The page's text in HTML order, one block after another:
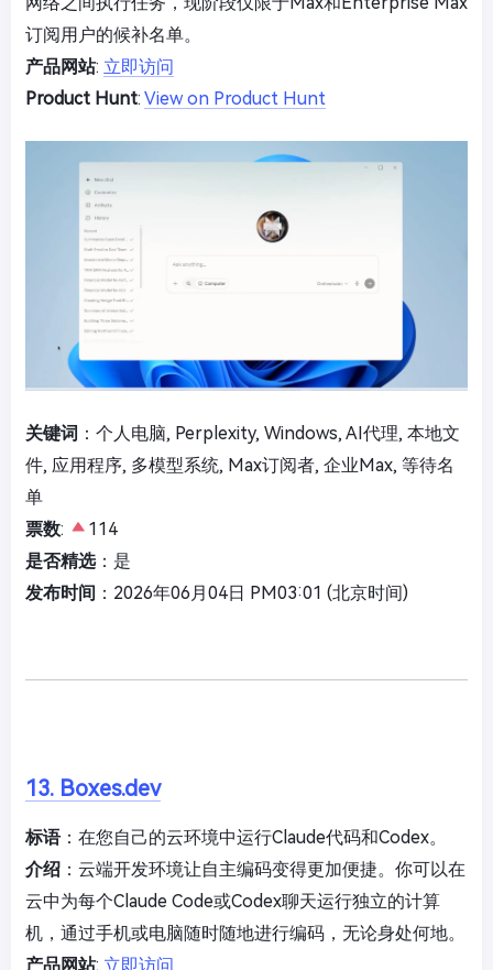
订阅用户的候补名单。
产品网站: 立即访问
Product Hunt: View on Product Hunt
关键词 ：个人电脑, Perplexity, Windows, AI代理, 本地文
件, 应用程序, 多模型系统, Max订阅者, 企业Max, 等待名
单
票数:
114
是否精选：是
发布时间 ：2026年06月04日 PM03:01 (北京时间)
13. Boxes.dev
标语：在您自己的云环境中运行Claude代码和Codex。
介绍 ：云端开发环境让自主编码变得更加便捷。你可以在
云中为每个Claude Code或Codex聊天运行独立的计算
机，通过手机或电脑随时随地进行编码，无论身处何地。
产品网站: 立即访问